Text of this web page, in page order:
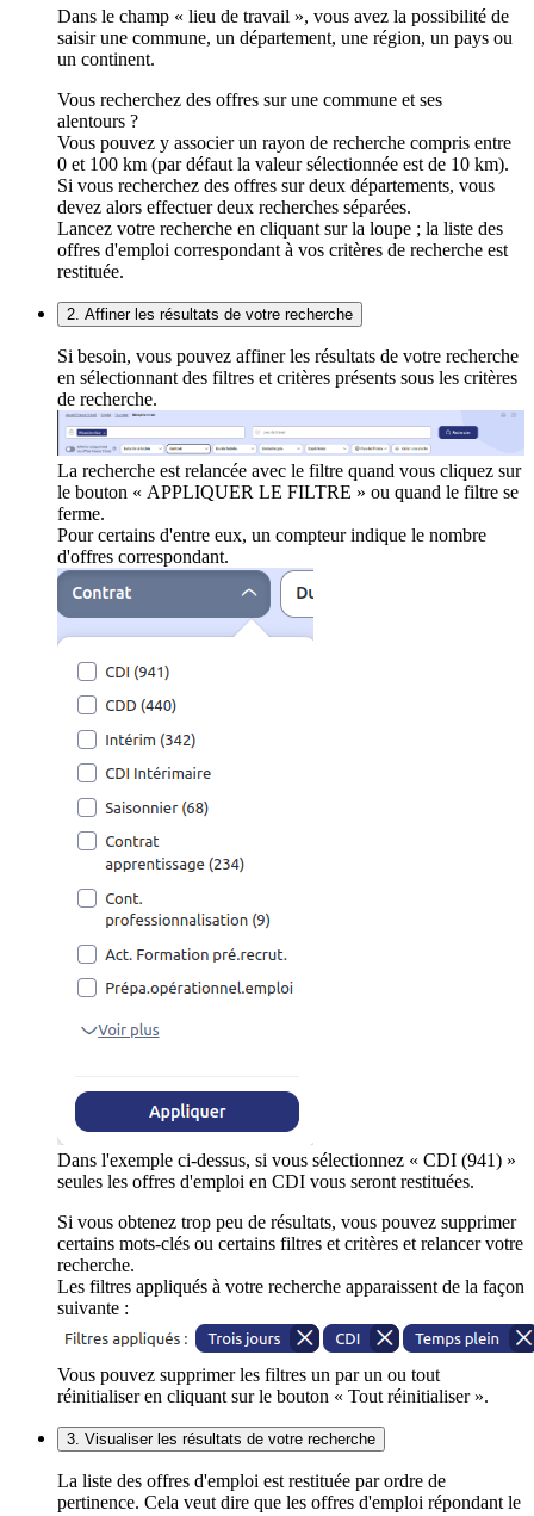
Dans le champ « lieu de travail », vous avez la possibilité de
saisir une commune, un département, une région, un pays ou
un continent.
Vous recherchez des offres sur une commune et ses
alentours ?
Vous pouvez y associer un rayon de recherche compris entre
0 et 100 km (par défaut la valeur sélectionnée est de 10 km).
Si vous recherchez des offres sur deux départements, vous
devez alors effectuer deux recherches séparées.
Lancez votre recherche en cliquant sur la loupe ; la liste des
offres d'emploi correspondant à vos critères de recherche est
restituée.
2. Affiner les résultats de votre recherche
Si besoin, vous pouvez affiner les résultats de votre recherche
en sélectionnant des filtres et critères présents sous les critères
de recherche.
La recherche est relancée avec le filtre quand vous cliquez sur
le bouton « APPLIQUER LE FILTRE » ou quand le filtre se
ferme.
Pour certains d'entre eux, un compteur indique le nombre
d'offres correspondant.
Dans l'exemple ci-dessus, si vous sélectionnez « CDI (941) »
seules les offres d'emploi en CDI vous seront restituées.
Si vous obtenez trop peu de résultats, vous pouvez supprimer
certains mots-clés ou certains filtres et critères et relancer votre
recherche.
Les filtres appliqués à votre recherche apparaissent de la façon
suivante :
Vous pouvez supprimer les filtres un par un ou tout
réinitialiser en cliquant sur le bouton « Tout réinitialiser ».
3. Visualiser les résultats de votre recherche
La liste des offres d'emploi est restituée par ordre de
pertinence. Cela veut dire que les offres d'emploi répondant le